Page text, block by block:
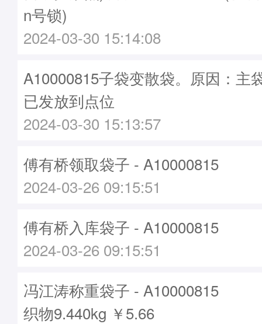
n号锁)
2024-03-30 15:14:08
A10000815子袋变散袋。原因：主
已发放到点位
2024-03-30 15:13:57
傅有桥领取袋子 - A10000815
2024-03-26 09:15:51
傅有桥入库袋子 - A10000815
2024-03-26 09:15:51
冯江涛称重袋子 - A10000815
织物9.440kg ￥5.66